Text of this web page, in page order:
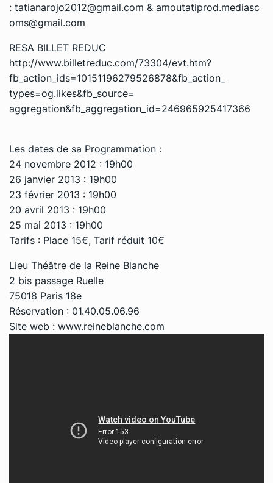
: tatianarojo2012@gmail.com & amoutatiprod.mediasc
oms@gmail.com
RESA BILLET REDUC
http://www.billetreduc.com/73304/evt.htm?
fb_action_ids=10151196279526878&fb_action_
types=og.likes&fb_source=
aggregation&fb_aggregation_id=246965925417366
Les dates de sa Programmation :
24 novembre 2012 : 19h00
26 janvier 2013 : 19h00
23 février 2013 : 19h00
20 avril 2013 : 19h00
25 mai 2013 : 19h00
Tarifs : Place 15€, Tarif réduit 10€
Lieu Théâtre de la Reine Blanche
2 bis passage Ruelle
75018 Paris 18e
Réservation : 01.40.05.06.96
Site web : www.reineblanche.com